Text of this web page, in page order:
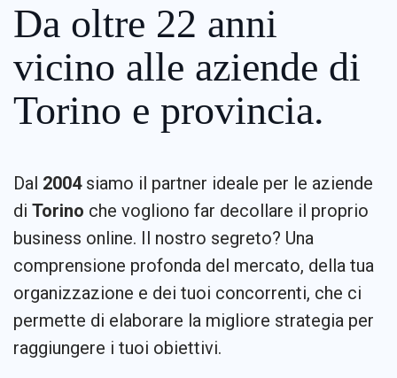
Da oltre 22 anni
vicino alle aziende di
Torino e provincia.
Dal 2004siamo il partner ideale per le aziende
di Torino che vogliono far decollare il proprio
business online. Il nostro segreto? Una
comprensione profonda del mercato, della tua
organizzazione e dei tuoi concorrenti, che ci
permette di elaborare la migliore strategia per
raggiungere i tuoi obiettivi.